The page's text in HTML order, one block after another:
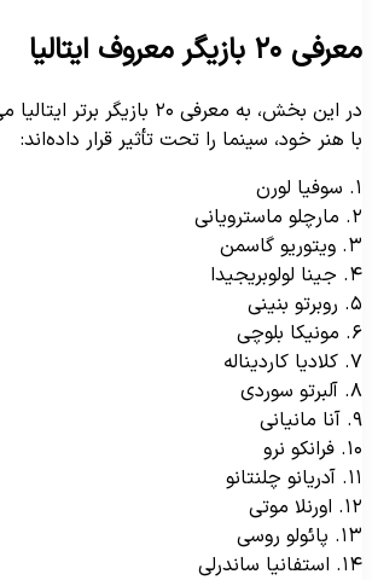
۲۰ بازیگر معروف ایتالیا
در این بخش، به معرفی ۲۰ بازیگر
هنر خود، سینما را تحت تأثیر قرار داده‌اند:
موتی
روسی
ساندرلی